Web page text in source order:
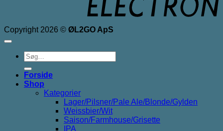
Copyright 2026 © ØL2GO ApS
Søg
efter:
Forside
Shop
Kategorier
Lager/Pilsner/Pale Ale/Blonde/Gylden
Weissbier/Wit
Saison/Farmhouse/Grisette
IPA